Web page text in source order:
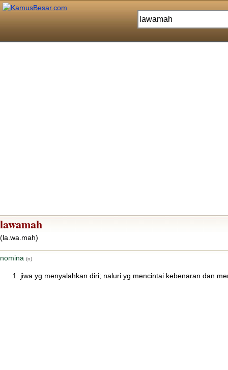
lawamah
(la.wa.mah)
nomina (n)
jiwa yg menyalahkan diri; naluri yg mencintai kebenaran dan